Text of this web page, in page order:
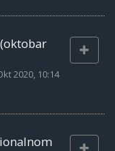
2020, 10:14